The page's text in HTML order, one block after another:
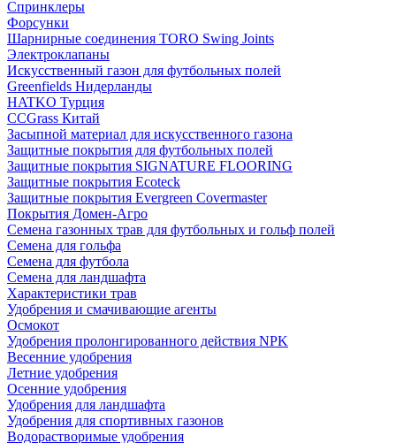
Спринклеры
Форсунки
Шарнирные соединения TORO Swing Joints
Электроклапаны
Искусственный газон для футбольных полей
Greenfields Нидерланды
HATKO Турция
CCGrass Китай
Засыпной материал для искусственного газона
Защитные покрытия для футбольных полей
Защитные покрытия SIGNATURE FLOORING
Защитные покрытия Ecoteck
Защитные покрытия Evergreen Covermaster
Покрытия Домен-Агро
Семена газонных трав для футбольных и гольф полей
Семена для гольфа
Семена для футбола
Семена для ландшафта
Характеристики трав
Удобрения и смачивающие агенты
Осмокот
Удобрения пролонгированного действия NPK
Весенние удобрения
Летние удобрения
Осенние удобрения
Удобрения для ландшафта
Удобрения для спортивных газонов
Водорастворимые удобрения